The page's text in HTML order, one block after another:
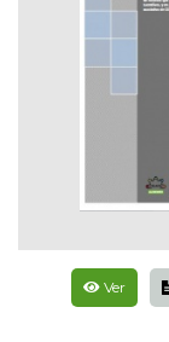
Ver